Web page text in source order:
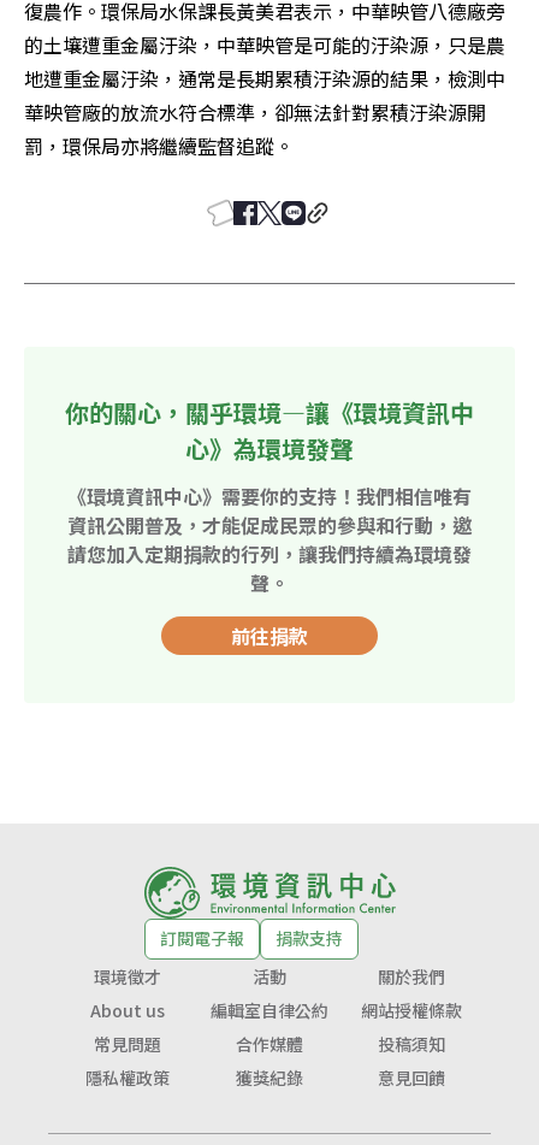
復農作。環保局水保課長黃美君表示，中華映管八德廠旁
的土壤遭重金屬汙染，中華映管是可能的汙染源，只是農
地遭重金屬汙染，通常是長期累積汙染源的結果，檢測中
華映管廠的放流水符合標準，卻無法針對累積汙染源開
罰，環保局亦將繼續監督追蹤。
你的關心，關乎環境—讓《環境資訊中
心》為環境發聲
《環境資訊中心》需要你的支持！我們相信唯有
資訊公開普及，才能促成民眾的參與和行動，邀
請您加入定期捐款的行列，讓我們持續為環境發
聲。
前往捐款
訂閱電子報
捐款支持
環境徵才
活動
關於我們
About us
編輯室自律公約
網站授權條款
常見問題
合作媒體
投稿須知
隱私權政策
獲獎紀錄 意見回饋